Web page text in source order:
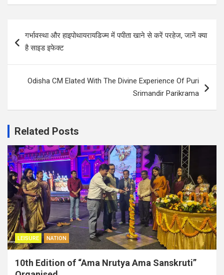
navigation
गर्भावस्था और हाइपोथायरायडिज्म में पपीता खाने से करें परहेज, जानें क्या
है साइड इफेक्ट
Odisha CM Elated With The Divine Experience Of Puri
Srimandir Parikrama
Related Posts
LEISURE NATION
10th Edition of “Ama Nrutya Ama Sanskruti”